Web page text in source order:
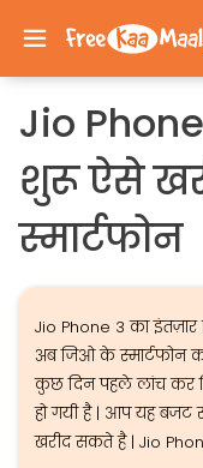
Jio
शुरू ऐसे
स्मार्टफोन
Jio Phone 3 का
अब जिओ के स्मार्टफोन
कुछ दिन पहले लांच कर
हो गयी है | आप यह बजट
खरीद सकते है | Jio